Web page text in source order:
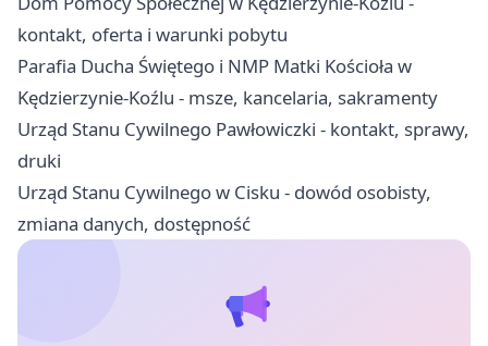
kontakt, oferta i warunki pobytu
Parafia Ducha Świętego i NMP Matki Kościoła w
Kędzierzynie-Koźlu - msze, kancelaria, sakramenty
Urząd Stanu Cywilnego Pawłowiczki - kontakt, sprawy,
druki
Urząd Stanu Cywilnego w Cisku - dowód osobisty,
zmiana danych, dostępność